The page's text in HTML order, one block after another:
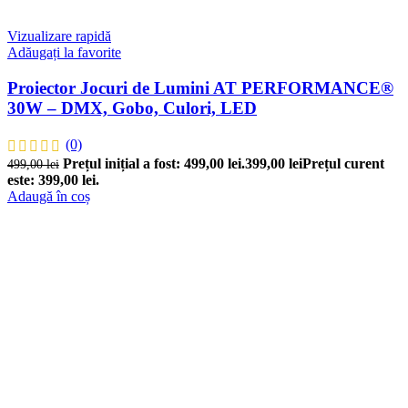
Vizualizare rapidă
Adăugați la favorite
Proiector Jocuri de Lumini AT PERFORMANCE®
30W – DMX, Gobo, Culori, LED
(0)
499,00lei Prețul inițial a fost: 499,00 lei.399,00 leiPrețul curent
este: 399,00 lei.
Adaugă în coș